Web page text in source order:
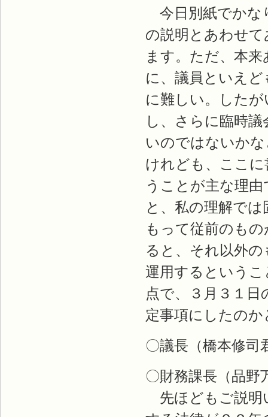
今日別紙でかな
の説明とあわせ
ます。ただ、本
に、議員といえ
に難しい。した
し、さらに臨時
いのではないか
けれども、ここ
うことが主な理
と、私の理解で
もって従前のも
ると、それ以外
運用するという
点で、３月３１
定事項にしたの
〇議長（橋本修
〇財務課長（品
先ほどもご説明